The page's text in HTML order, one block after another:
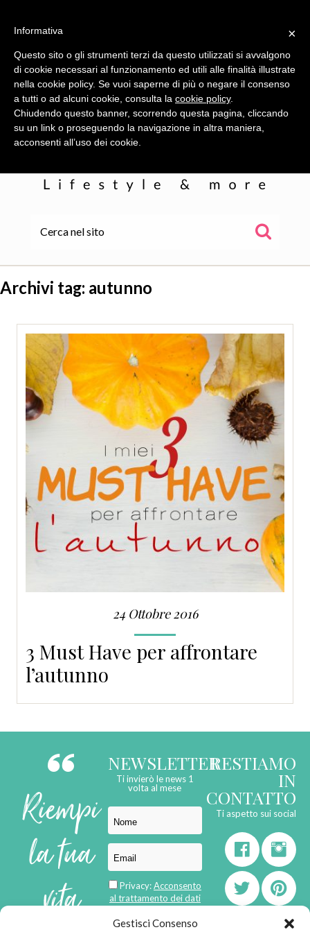
Gestisci Consenso
COLLABORAZIONI
CONTATTI
Archivi tag: autunno
24 Ottobre 2016
3 Must Have per affrontare
l’autunno
Riempi
la tua
vita
NEWSLETTER
Ti invierò le news 1
volta al mese
Privacy:Acconsento
al trattamento dei dati
RESTIAMO
IN
CONTATTO
Ti aspetto sui social
×
Informativa
Questo sito o gli strumenti terzi da questo utilizzati si avvalgono
di cookie necessari al funzionamento ed utili alle finalità illustrate
nella cookie policy. Se vuoi saperne di più o negare il consenso
a tutti o ad alcuni cookie, consulta la cookie policy.
Chiudendo questo banner, scorrendo questa pagina, cliccando
su un link o proseguendo la navigazione in altra maniera,
acconsenti all’uso dei cookie.